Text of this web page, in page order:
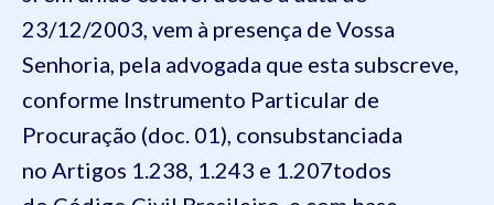
23/12/2003, vem à presença de Vossa
Senhoria, pela advogada que esta subscreve,
conforme Instrumento Particular de
Procuração (doc. 01), consubstanciada
no Artigos 1.238, 1.243 e 1.207todos